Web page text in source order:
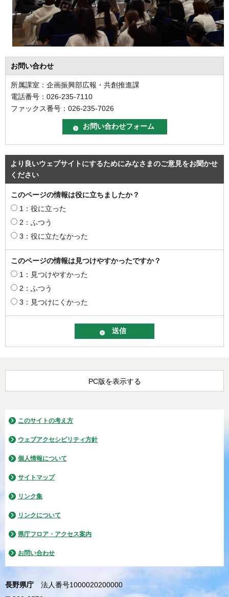
お問い合わせ
所属課室：企画振興部広報・共創推進課
電話番号：026-235-7110
ファックス番号：026-235-7026
より良いウェブサイトにするためにみなさまのご意見をお聞かせ
ください
このページの情報は役に立ちましたか？
1：役に立った
2：ふつう
3：役に立たなかった
このページの情報は見つけやすかったですか？
1：見つけやすかった
2：ふつう
3：見つけにくかった
PC版を表示する
このサイトの考え方
ウェブアクセシビリティ方針
個人情報について
サイトマップ
リンク集
リンクについて
県庁フロア・アクセス案内
お問い合わせ
長野県庁
法人番号1000020200000